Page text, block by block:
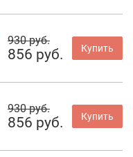
930 руб.
856 руб. Купить
930 руб.
856 руб. Купить